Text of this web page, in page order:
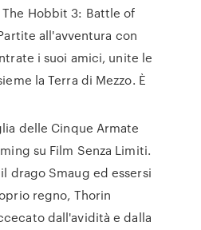
Hobbit 3: Battle of
all'avventura con
i suoi amici, unite le
la Terra di Mezzo. È
delle Cinque Armate
su Film Senza Limiti.
drago Smaug ed essersi
regno, Thorin
dall'avidità e dalla